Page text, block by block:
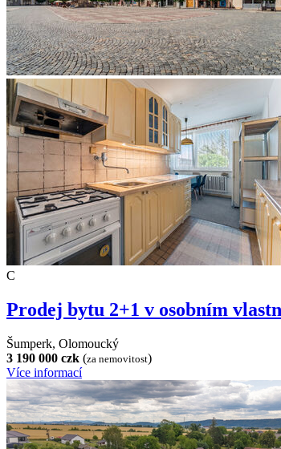
C
Prodej bytu 2+1 v osobním
Šumperk, Olomoucký
3 190 000 czk (za nemovitost)
Více informací